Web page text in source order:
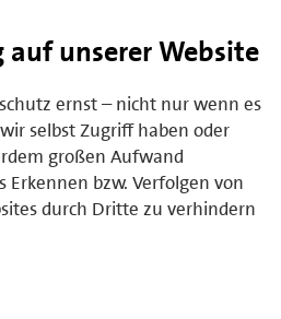
auf unserer Website
ernst – nicht nur wenn es
selbst Zugriff haben oder
großen Aufwand
Erkennen bzw. Verfolgen von
durch Dritte zu verhindern